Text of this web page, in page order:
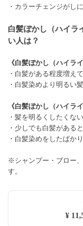
・カラーチェンジがし
白髪ぼかし（ハイラ
い人は？
《白髪ぼかし（ハイラ
・白髪がある程度増え
・白髪染めより明るい
《白髪ぼかし（ハイラ
・髪を明るくしたくな
・少しでも白髪がある
・白髪染めをしたばか
※シャンプー・ブロー
す。
¥